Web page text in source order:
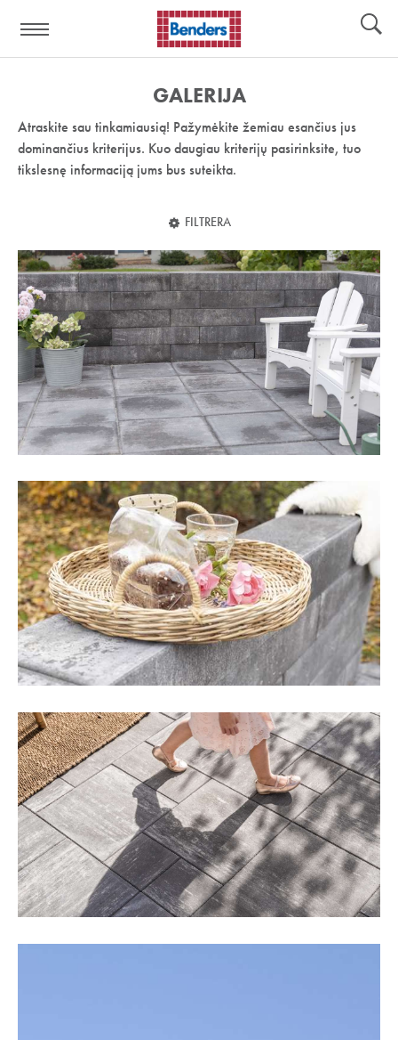
nuoroda:
GALERIJA
Atraskite sau tinkamiausią! Pažymėkite žemiau esančius jus
dominančius kriterijus. Kuo daugiau kriterijų pasirinksite, tuo
tikslesnę informaciją jums bus suteikta.
FILTRERA